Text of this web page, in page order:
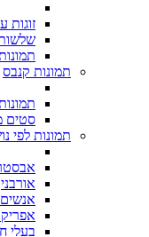
זוגות
תמונות קנבס
סטים
תמונות לפי
אורבני
אנשים
בעלי